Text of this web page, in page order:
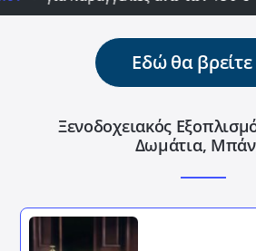
Εδώ θα
Ξενοδοχειακός
Δωμάτια,